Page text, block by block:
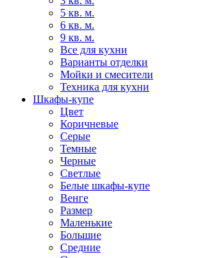
5 кв. м.
6 кв. м.
9 кв. м.
Все для кухни
Варианты отделки
Мойки и смесители
Техника для кухни
Шкафы-купе
Цвет
Коричневые
Серые
Темные
Черные
Светлые
Белые шкафы-купе
Венге
Размер
Маленькие
Большие
Средние